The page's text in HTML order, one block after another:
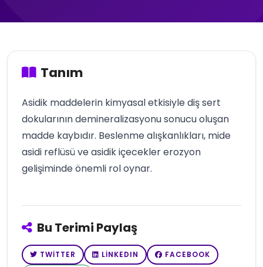
Tanım
Asidik maddelerin kimyasal etkisiyle diş sert
dokularının demineralizasyonu sonucu oluşan
madde kaybıdır. Beslenme alışkanlıkları, mide
asidi reflüsü ve asidik içecekler erozyon
gelişiminde önemli rol oynar.
Bu Terimi Paylaş
TWITTER LINKEDIN
FACEBOOK